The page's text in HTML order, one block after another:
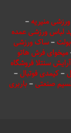
منیریه–
لباس ورزشی عمده
–ساک ورزشی
میخوای فرش هاتو
سنتلا فروشگاه
–کیمدی فوتبال –
صنعتی –باربری